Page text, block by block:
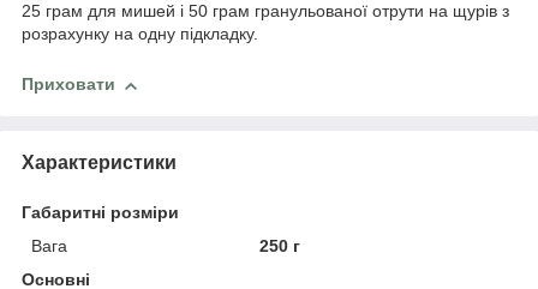
25 грам для мишей і 50 грам гранульованої отрути на щурів з
розрахунку на одну підкладку.
Приховати
Характеристики
Габаритні розміри
Вага
250 г
Основні